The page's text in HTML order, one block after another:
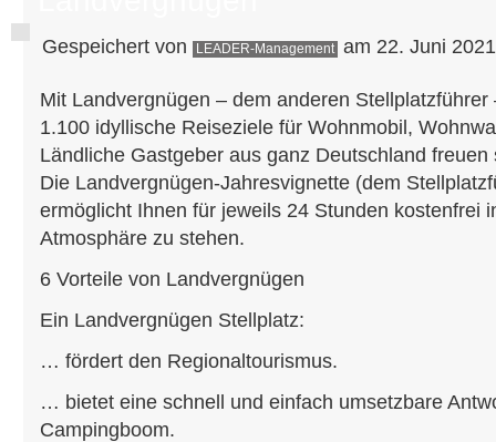
Gespeichert von LEADER-Management am 22. Juni
Mit Landvergnügen – dem anderen
1.100 idyllische Reiseziele für Wohnmobil,
Ländliche Gastgeber aus ganz Deutschland
Die Landvergnügen-Jahresvignette (dem
ermöglicht Ihnen für jeweils 24 Stunden kostenfrei
Atmosphäre zu stehen.
6 Vorteile von Landvergnügen
Ein Landvergnügen Stellplatz:
… fördert den Regionaltourismus.
… bietet eine schnell und einfach umsetzbare
Campingboom.